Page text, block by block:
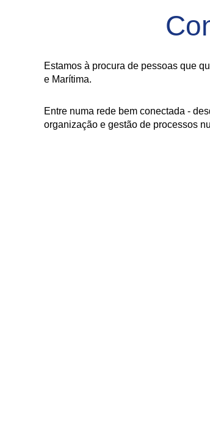
Estamos à procura de pessoas que
e Marítima.
Entre numa rede bem conectada -
organização e gestão de processos